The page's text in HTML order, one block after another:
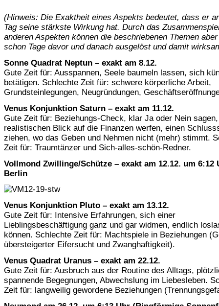
(Hinweis: Die Exaktheit eines Aspekts bedeutet, dass er
Tag seine stärkste Wirkung hat. Durch das
anderen Aspekten können die beschriebenen Themen
schon Tage davor und danach ausgelöst und damit
Sonne Quadrat Neptun – exakt am 8.12.
Gute Zeit für: Ausspannen, Seele baumeln lassen, sich
betätigen. Schlechte Zeit für: schwere körperliche Arbeit,
Grundsteinlegungen, Neugründungen,
Venus Konjunktion Saturn – exakt am 11.12.
Gute Zeit für: Beziehungs-Check, klar Ja oder Nein
realistischen Blick auf die Finanzen werfen, einen
ziehen, wo das Geben und Nehmen nicht (mehr) stimmt.
Zeit für: Traumtänzer und Sich-alles-schön-Redner.
Vollmond Zwillinge/Schütze – exakt am 12.12. um 6:12
Berlin
Venus Konjunktion Pluto – exakt am 13.12.
Gute Zeit für: Intensive Erfahrungen, sich einer
Lieblingsbeschäftigung ganz und gar widmen, endlich
können. Schlechte Zeit für: Machtspiele in Beziehungen
übersteigerter Eifersucht und Zwanghaftigkeit).
Venus Quadrat Uranus – exakt am 22.12.
Gute Zeit für: Ausbruch aus der Routine des Alltags,
spannende Begegnungen, Abwechslung im Liebesleben.
Zeit für: langweilig gewordene Beziehungen